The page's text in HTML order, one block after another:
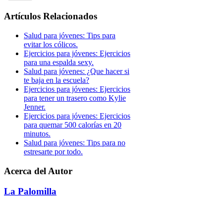
Artículos Relacionados
Salud para jóvenes: Tips para
evitar los cólicos.
Ejercicios para jóvenes: Ejercicios
para una espalda sexy.
Salud para jóvenes: ¿Que hacer si
te baja en la escuela?
Ejercicios para jóvenes: Ejercicios
para tener un trasero como Kylie
Jenner.
Ejercicios para jóvenes: Ejercicios
para quemar 500 calorías en 20
minutos.
Salud para jóvenes: Tips para no
estresarte por todo.
Acerca del Autor
La Palomilla